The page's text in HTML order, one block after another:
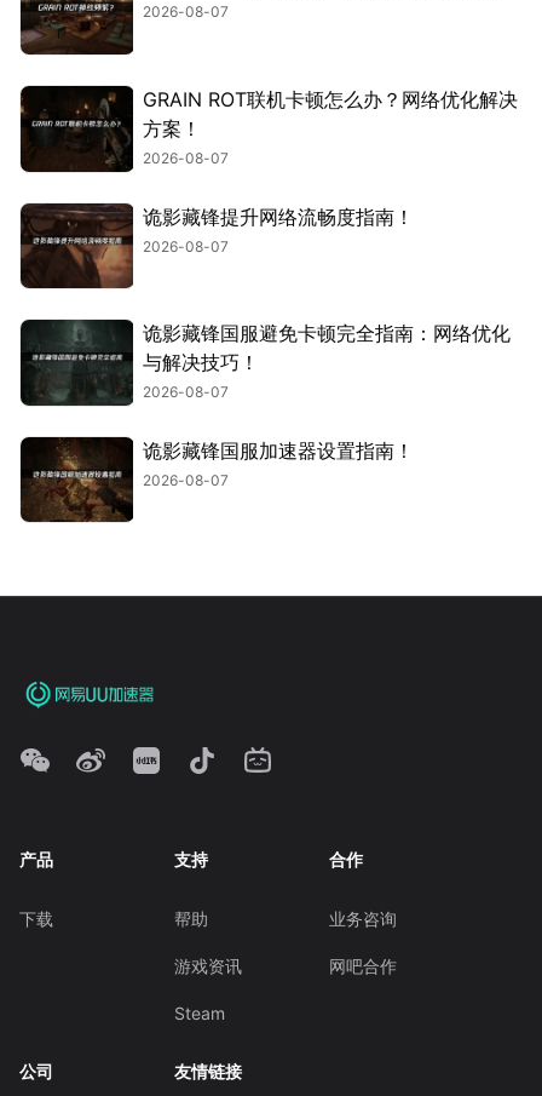
2026-08-07
GRAIN ROT联机卡顿怎么办？网络优化解决
方案！
2026-08-07
诡影藏锋提升网络流畅度指南！
2026-08-07
诡影藏锋国服避免卡顿完全指南：网络优化
与解决技巧！
2026-08-07
诡影藏锋国服加速器设置指南！
2026-08-07
产品
下载
支持
帮助
游戏资讯
Steam
合作
业务咨询
网吧合作
公司 友情链接